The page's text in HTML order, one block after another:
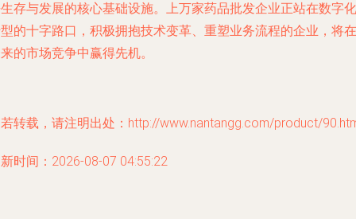
存与发展的核心基础设施。上万家药品批发企业正站在数字化
的十字路口，积极拥抱技术变革、重塑业务流程的企业，将在
的市场竞争中赢得先机。
转载，请注明出处：http://www.nantangg.com/product/
时间：2026-08-07 04:55:22